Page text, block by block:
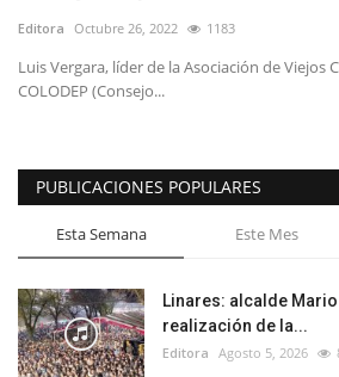
Editora Octubre 26, 2022 1183
Luis Vergara, líder de la Asociación de Viejos
COLODEP (Consejo...
PUBLICACIONES POPULARES
Esta Semana Este Mes
Linares: alcalde
realización de la...
Editora Agosto 5, 2026